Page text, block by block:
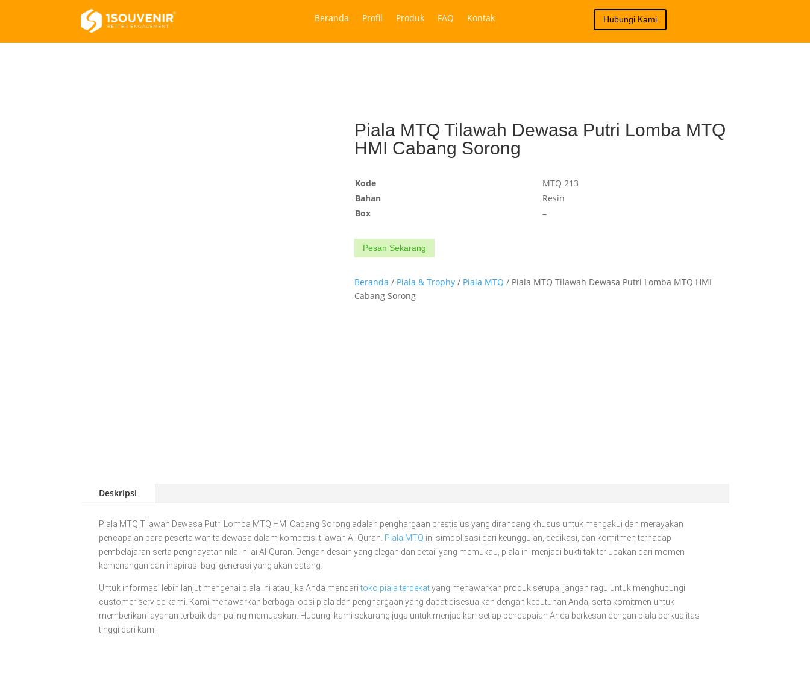
Beranda Profil Produk FAQ Kontak Hubungi Kami
Piala MTQ Tilawah Dewasa Putri Lomba MTQ
HMI Cabang Sorong
Kode
MTQ 213
Bahan
Resin
Box
–
Pesan Sekarang
Beranda / Piala & Trophy / Piala MTQ / Piala MTQ Tilawah Dewasa Putri Lomba MTQ HMI
Cabang Sorong
Deskripsi
Piala MTQ Tilawah Dewasa Putri Lomba MTQ HMI Cabang Sorong adalah penghargaan prestisius yang dirancang khusus untuk mengakui dan merayakan
pencapaian para peserta wanita dewasa dalam kompetisi tilawah Al-Quran. Piala MTQ ini simbolisasi dari keunggulan, dedikasi, dan komitmen terhadap
pembelajaran serta penghayatan nilai-nilai Al-Quran. Dengan desain yang elegan dan detail yang memukau, piala ini menjadi bukti tak terlupakan dari momen
kemenangan dan inspirasi bagi generasi yang akan datang.
Untuk informasi lebih lanjut mengenai piala ini atau jika Anda mencaritoko piala terdekatyang menawarkan produk serupa, jangan ragu untuk menghubungi
customer service kami. Kami menawarkan berbagai opsi piala dan penghargaan yang dapat disesuaikan dengan kebutuhan Anda, serta komitmen untuk
memberikan layanan terbaik dan paling memuaskan. Hubungi kami sekarang juga untuk menjadikan setiap pencapaian Anda berkesan dengan piala berkualitas
tinggi dari kami.